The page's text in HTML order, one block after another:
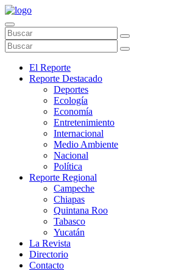
El Reporte
Reporte Destacado
Deportes
Ecología
Economía
Entretenimiento
Internacional
Medio Ambiente
Nacional
Política
Reporte Regional
Campeche
Chiapas
Quintana Roo
Tabasco
Yucatán
La Revista
Directorio
Contacto